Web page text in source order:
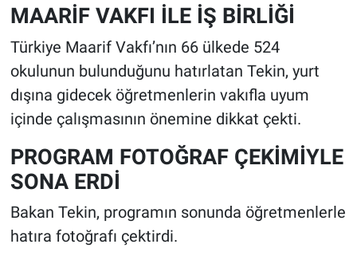
MAARİF VAKFI İLE İŞ BİRLİĞİ
Türkiye Maarif Vakfı’nın 66 ülkede 524
okulunun bulunduğunu hatırlatan Tekin, yurt
dışına gidecek öğretmenlerin vakıfla uyum
içinde çalışmasının önemine dikkat çekti.
PROGRAM FOTOĞRAF ÇEKİMİYLE
SONA ERDİ
Bakan Tekin, programın sonunda öğretmenlerle
hatıra fotoğrafı çektirdi.